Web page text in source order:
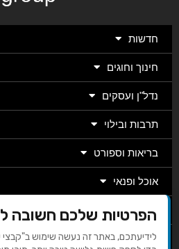
חדשות
חינוך וחוגים
נדל"ן ועסקים
תרבות ובילוי
בריאות וספורט
אוכל ופנאי
מגזין
מערכת
הפרטיות שלכם חשובה